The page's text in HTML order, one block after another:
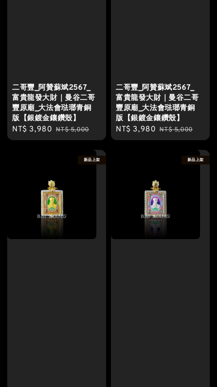
二哥豐_阿贊蘇斌2567_
富貴龍發大財｜曼谷二哥
豐原廟_大法會琺瑯青銅
版【銀鍍金鑲鑽殼】
Sale
price
NT$ 3,980 Regular
price
NT$ 5,000
二哥豐_阿贊蘇斌2567_
富貴龍發大財｜曼谷二哥
豐原廟_大法會琺瑯青銅
版【銀鍍金鑲鑽殼】
Sale
price
NT$ 3,980 Regular
price
NT$ 5,000
新品上架 新品上架